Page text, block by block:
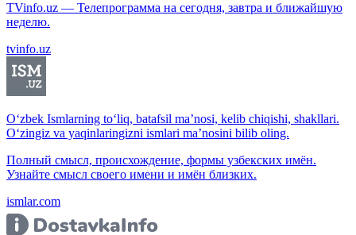
TVinfo.uz — Телепрограмма на сегодня, завтра и ближайшую
неделю.
tvinfo.uz
O‘zbek Ismlarning to‘liq, batafsil ma’nosi, kelib chiqishi, shakllari.
O‘zingiz va yaqinlaringizni ismlari ma’nosini bilib oling.
Полный смысл, происхождение, формы узбекских имён.
Узнайте смысл своего имени и имён близких.
ismlar.com